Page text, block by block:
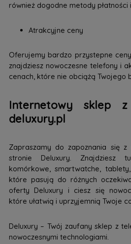
również dogodne metody płatności
Atrakcyjne ceny
Oferujemy bardzo przystepne
znajdziesz nowoczesne telefony i
cenach, które nie obciążą Twojego
Internetowy sklep
deluxury.pl
Zapraszamy do zapoznania się
stronie Deluxury. Znajdziesz
komórkowe, smartwatche,
które pasują do różnych
oferty Deluxury i ciesz się
które ułatwią i uprzyjemnią Twoje
Deluxury – Twój zaufany sklep z
nowoczesnymi technologiami.